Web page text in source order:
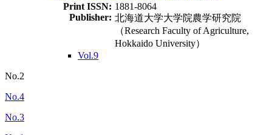
Print ISSN: 1881-8064
Publisher: 北海道大学大学院農学研究院
（Research Faculty of Agriculture,
Hokkaido University）
Vol.9
No.2
No.4
No.3